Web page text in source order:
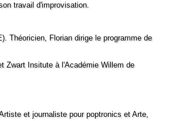
travail d'improvisation.
Théoricien, Florian dirige le programme de
Zwart Insitute à l'Académie Willem de
et journaliste pour poptronics et Arte,